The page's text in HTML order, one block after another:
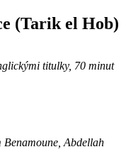
(Tarik el Hob)
titulky, 70 minut
Abdellah